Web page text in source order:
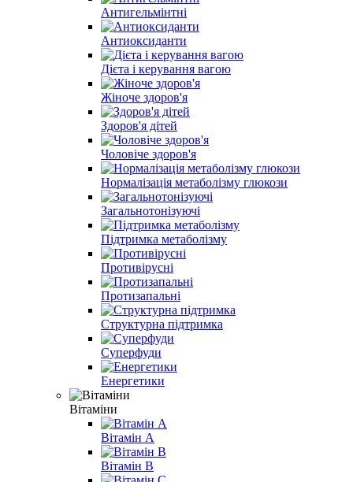
Антигельмінтні
Антиоксиданти
Дієта і керування вагою
Жіноче здоров'я
Здоров'я дітей
Чоловіче здоров'я
Нормалізація метаболізму глюкози
Загальнотонізуючі
Підтримка метаболізму
Противірусні
Протизапальні
Структурна підтримка
Суперфуди
Енергетики
Вітаміни
Вітамін A
Вітамін B